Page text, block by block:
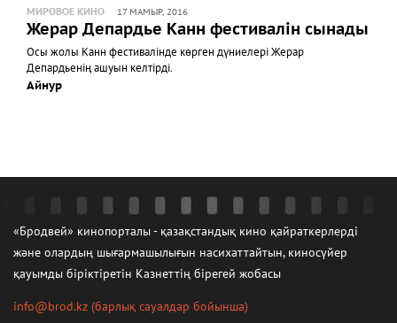
МИРОВОЕ КИНО 17 МАМЫР, 2016
Жерар Депардье Канн фестивалін сынады
Осы жолы Канн фестивалінде көрген дүниелері Жерар
Депардьенің ашуын келтірді.
Айнур
«Бродвей» кинопорталы - қазақстандық кино қайраткерлерді
және олардың шығармашылығын насихаттайтын, киносүйер
қауымды біріктіретін Казнеттің бірегей жобасы
info@brod.kz (барлық сауалдар бойынша)